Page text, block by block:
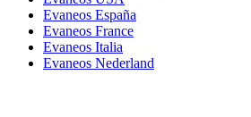
Evaneos España
Evaneos France
Evaneos Italia
Evaneos Nederland